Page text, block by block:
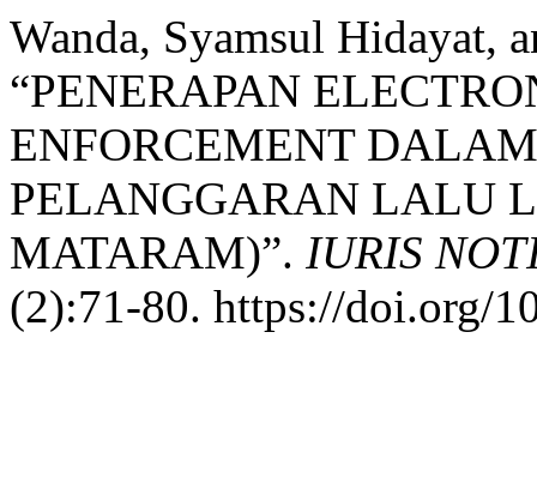
Wanda, Syamsul Hidayat,
“PENERAPAN
ENFORCEMENT
PELANGGARAN LALU
MATARAM)”. IURIS
(2):71-80. https://doi.org/